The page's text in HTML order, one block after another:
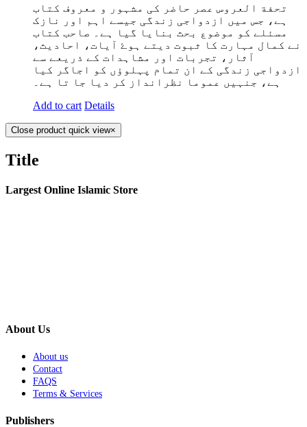
تحفة العروس عصر حاضر کی مشہور و معروف کتاب
ہے، جس میں ازدواجی زندگی جیسے اہم اور نازک
مسئلے کو موضوع بحث بنایا گیا ہے۔ صاحب کتاب
نے کمال مہارت کا ثبوت دیتے ہوۓ آیات، احادیث،
آثار، تجربات اور مشاہدات کے ذریعے سے
ازدواجی زندگی کے ان تمام پہلوؤں کو اجاگر کیا
ہے، جنہیں عموما نظرانداز کر دیا جا تا ہے۔
Add to cart Details
Close product quick view×
Title
Largest Online Islamic Store
About Us
About us
Contact
FAQS
Terms & Services
Publishers